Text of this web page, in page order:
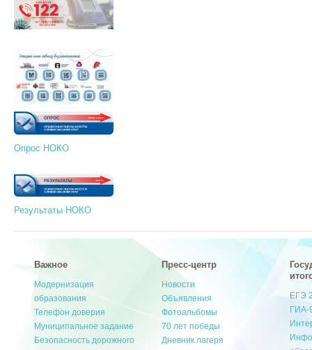
Опрос НОКО
Результаты НОКО
Важное
Модернизация
образования
Телефон доверия
Муниципальное задание
Безопасность дорожного
Пресс-центр
Новости
Объявления
Фотоальбомы
70 лет победы
Дневник лагеря
ЕГЭ
ГИА-